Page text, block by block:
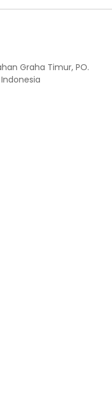
Graha Timur, PO.
Indonesia